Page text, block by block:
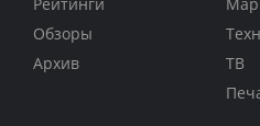
Обзоры
Архив
ТВ